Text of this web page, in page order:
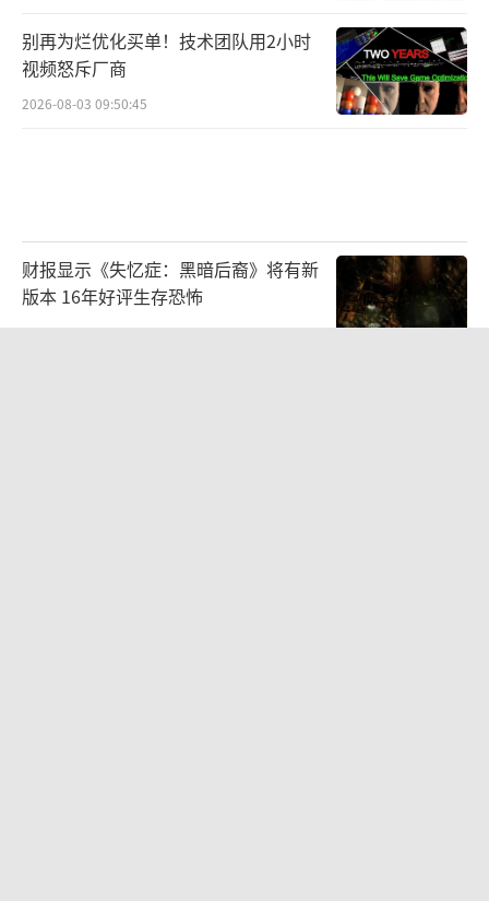
别再为烂优化买单！技术团队用2小时
视频怒斥厂商
2026-08-03 09:50:45
财报显示《失忆症：黑暗后裔》将有新
版本 16年好评生存恐怖
2026-08-03 09:47:33